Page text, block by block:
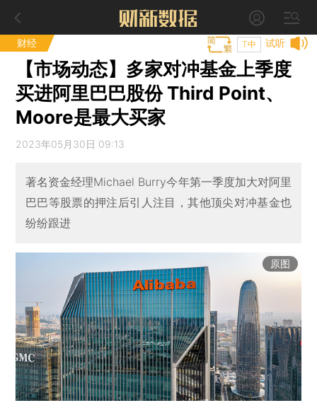
财经 试听
T中
【市场动态】多家对冲基金上季度
买进阿里巴巴股份 Third Point、
Moore是最大买家
2023年05月30日 09:13
著名资金经理Michael Burry今年第一季度加大对阿里
巴巴等股票的押注后引人注目，其他顶尖对冲基金也
纷纷跟进
原图